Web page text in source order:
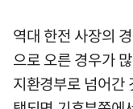
역대 한전 사장의
으로 오른 경우가
지환경부로 넘어간